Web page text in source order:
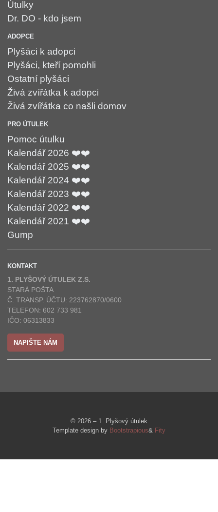
Útulky
Dr. DO - kdo jsem
ADOPCE
Plyšáci k adopci
Plyšáci, kteří pomohli
Ostatní plyšáci
Živá zvířátka k adopci
Živá zvířátka co našli domov
PRO ÚTULEK
Pomoc útulku
Kalendář 2026 ❤️❤️
Kalendář 2025 ❤️❤️
Kalendář 2024 ❤️❤️
Kalendář 2023 ❤️❤️
Kalendář 2022 ❤️❤️
Kalendář 2021 ❤️❤️
Gump
KONTAKT
1. PLYŠOVÝ ÚTULEK Z.S.
STARÁ POŠTA
Č. TRANSP. ÚČTU: 223762870/0600
TELEFON: 602 733 981
IČO: 06313833
NAPIŠTE NÁM
© 2026 – 1. Plyšový útulek
Template design by Bootstrapious& Fity